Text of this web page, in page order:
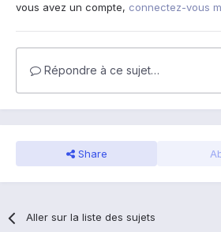
vous avez un compte, connectez-vous
Répondre à ce sujet…
Share
Aller sur la liste des sujets